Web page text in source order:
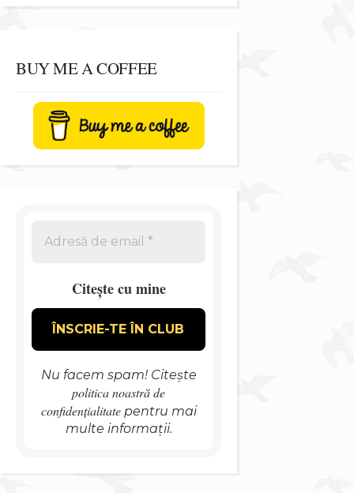
BUY ME A COFFEE
Citește cu mine
Nu facem spam! Citește
politica noastră de
confidențialitatepentru mai
multe informații.